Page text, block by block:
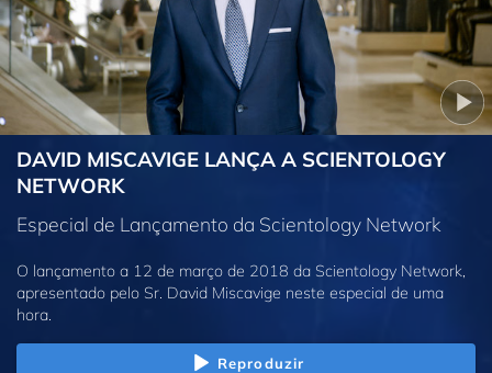
DAVID MISCAVIGE LANÇA A SCIENTOLOGY
NETWORK
Especial de Lançamento da Scientology Network
O lançamento a 12 de março de 2018 da Scientology Network,
apresentado pelo Sr. David Miscavige neste especial de uma
hora.
Reproduzir